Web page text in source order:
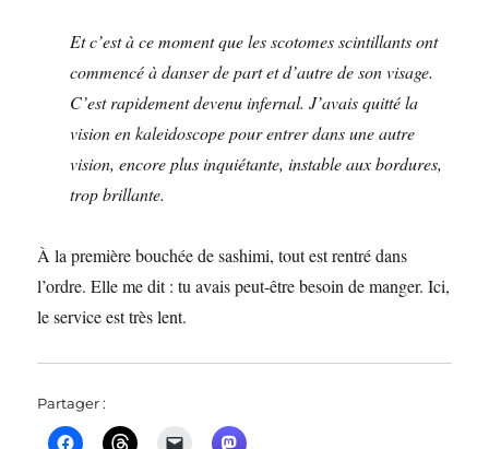
Et c’est à ce moment que les scotomes scintillants ont
commencé à danser de part et d’autre de son visage.
C’est rapidement devenu infernal. J’avais quitté la
vision en kaleidoscope pour entrer dans une autre
vision, encore plus inquiétante, instable aux bordures,
trop brillante.
À la première bouchée de sashimi, tout est rentré dans
l’ordre. Elle me dit : tu avais peut-être besoin de manger. Ici,
le service est très lent.
Partager :